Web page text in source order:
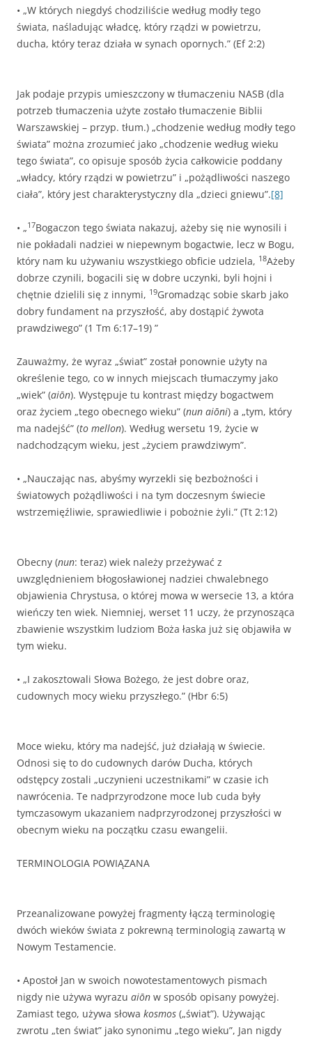
• „W których niegdyś chodziliście według modły tego
świata, naśladując władcę, który rządzi w powietrzu,
ducha, który teraz działa w synach opornych.” (Ef 2:2)
Jak podaje przypis umieszczony w tłumaczeniu NASB (dla
potrzeb tłumaczenia użyte zostało tłumaczenie Biblii
Warszawskiej – przyp. tłum.) „chodzenie według modły tego
świata” można zrozumieć jako „chodzenie według wieku
tego świata”, co opisuje sposób życia całkowicie poddany
„władcy, który rządzi w powietrzu” i „pożądliwości naszego
ciała”, który jest charakterystyczny dla „dzieci gniewu”.[8]
• „17Bogaczon tego świata nakazuj, ażeby się nie wynosili i
nie pokładali nadziei w niepewnym bogactwie, lecz w Bogu,
który nam ku używaniu wszystkiego obficie udziela, 18Ażeby
dobrze czynili, bogacili się w dobre uczynki, byli hojni i
chętnie dzielili się z innymi, 19Gromadząc sobie skarb jako
dobry fundament na przyszłość, aby dostąpić żywota
prawdziwego” (1 Tm 6:17–19) ”
Zauważmy, że wyraz „świat” został ponownie użyty na
określenie tego, co w innych miejscach tłumaczymy jako
„wiek” (aiōn). Występuje tu kontrast między bogactwem
oraz życiem „tego obecnego wieku” (nun aiōni) a „tym, który
ma nadejść” (to mellon). Według wersetu 19, życie w
nadchodzącym wieku, jest „życiem prawdziwym”.
• „Nauczając nas, abyśmy wyrzekli się bezbożności i
światowych pożądliwości i na tym doczesnym świecie
wstrzemięźliwie, sprawiedliwie i pobożnie żyli.” (Tt 2:12)
Obecny (nun: teraz) wiek należy przeżywać z
uwzględnieniem błogosławionej nadziei chwalebnego
objawienia Chrystusa, o której mowa w wersecie 13, a która
wieńczy ten wiek. Niemniej, werset 11 uczy, że przynosząca
zbawienie wszystkim ludziom Boża łaska już się objawiła w
tym wieku.
• „I zakosztowali Słowa Bożego, że jest dobre oraz,
cudownych mocy wieku przyszłego.” (Hbr 6:5)
Moce wieku, który ma nadejść, już działają w świecie.
Odnosi się to do cudownych darów Ducha, których
odstępcy zostali „uczynieni uczestnikami” w czasie ich
nawrócenia. Te nadprzyrodzone moce lub cuda były
tymczasowym ukazaniem nadprzyrodzonej przyszłości w
obecnym wieku na początku czasu ewangelii.
TERMINOLOGIA POWIĄZANA
Przeanalizowane powyżej fragmenty łączą terminologię
dwóch wieków świata z pokrewną terminologią zawartą w
Nowym Testamencie.
• Apostoł Jan w swoich nowotestamentowych pismach
nigdy nie używa wyrazu aiōn w sposób opisany powyżej.
Zamiast tego, używa słowa kosmos („świat”). Używając
zwrotu „ten świat” jako synonimu „tego wieku”, Jan nigdy